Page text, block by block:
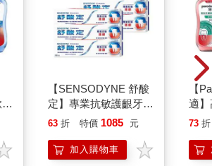
【SENSODYNE 舒酸
定】專業抗敏護齦牙
膏-經典配方100gx6入
63 折 特價 1085 元
加入購物車
【
適
水-
73 折